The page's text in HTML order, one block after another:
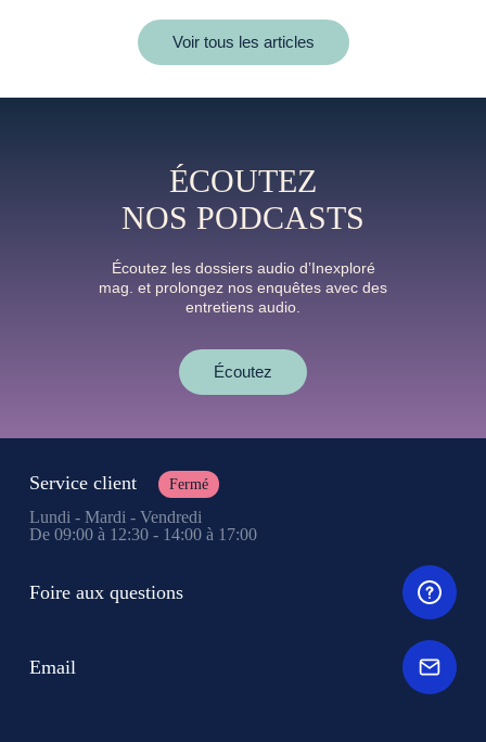
Voir tous les articles
ÉCOUTEZ
NOS PODCASTS
Écoutez les dossiers audio d’Inexploré
mag. et prolongez nos enquêtes avec des
entretiens audio.
Écoutez
Service client Fermé
Lundi - Mardi - Vendredi
De 09:00 à 12:30 - 14:00 à 17:00
Foire aux questions
Email